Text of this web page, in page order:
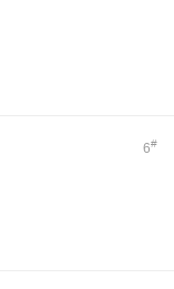
6#